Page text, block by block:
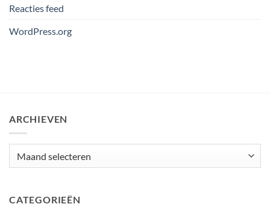
Reacties feed
WordPress.org
ARCHIEVEN
CATEGORIEËN